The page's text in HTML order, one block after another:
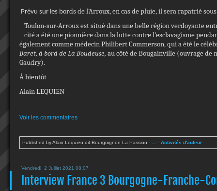
Prévu sur les bords de l’Arroux, en cas de pluie, il sera rapatrié
Toulon-sur-Arroux est situé dans une belle région verdoyante
cité a été une pionnière dans la lutte contre l’esclavagisme
également comme médecin Philibert Commerson, qui a été le
Baret, à bord de La Boudeuse, au côté de Bougainville (ouvrage de
Gaudry).
À bientôt
Alain LEQUIEN
Voir les commentaires
Published by Alain Lequien dit Bourguignon La Passion - - Activités d'auteur
Vendredi, 2 Juillet 2021 08:07
Interview France 3 Bourgogne-Franche-